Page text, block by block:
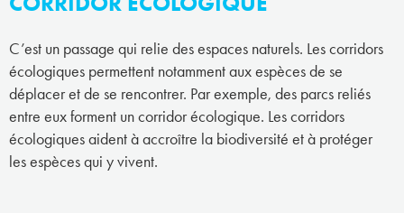
C’est un passage qui relie des espaces naturels. Les corridors
écologiques permettent notamment aux espèces de se
déplacer et de se rencontrer. Par exemple, des parcs reliés
entre eux forment un corridor écologique. Les corridors
écologiques aident à accroître la biodiversité et à protéger
les espèces qui y vivent.